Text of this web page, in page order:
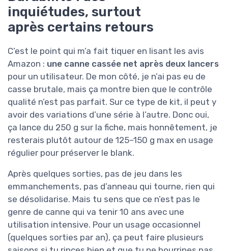
inquiétudes, surtout
après certains retours
C’est le point qui m’a fait tiquer en lisant les avis
Amazon : une canne cassée net après deux lancers
pour un utilisateur. De mon côté, je n’ai pas eu de
casse brutale, mais ça montre bien que le contrôle
qualité n’est pas parfait. Sur ce type de kit, il peut y
avoir des variations d’une série à l’autre. Donc oui,
ça lance du 250 g sur la fiche, mais honnêtement, je
resterais plutôt autour de 125–150 g max en usage
régulier pour préserver le blank.
Après quelques sorties, pas de jeu dans les
emmanchements, pas d’anneau qui tourne, rien qui
se désolidarise. Mais tu sens que ce n’est pas le
genre de canne qui va tenir 10 ans avec une
utilisation intensive. Pour un usage occasionnel
(quelques sorties par an), ça peut faire plusieurs